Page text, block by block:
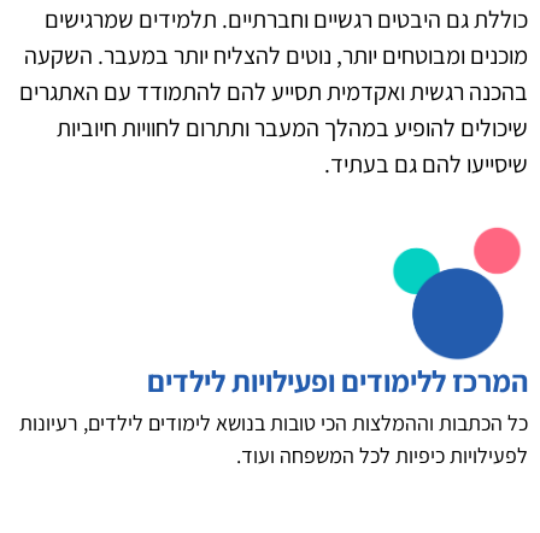
כוללת גם היבטים רגשיים וחברתיים. תלמידים שמרגישים
מוכנים ומבוטחים יותר, נוטים להצליח יותר במעבר. השקעה
בהכנה רגשית ואקדמית תסייע להם להתמודד עם האתגרים
שיכולים להופיע במהלך המעבר ותתרום לחוויות חיוביות
שיסייעו להם גם בעתיד.
המרכז ללימודים ופעילויות לילדים
כל הכתבות וההמלצות הכי טובות בנושא לימודים לילדים, רעיונות
לפעילויות כיפיות לכל המשפחה ועוד.